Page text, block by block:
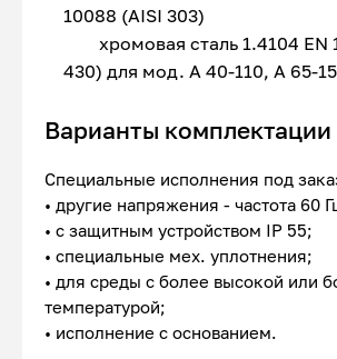
10088 (AISI 303)
хромовая сталь 1.4104 EN
430) для мод. A 40-110, A 65-
Варианты комплектации
Специальные исполнения под
• другие напряжения - частота 60
• с защитным устройством IP 55;
• специальные мех. уплотнения;
• для среды с более высокой или
температурой;
• исполнение с основанием.